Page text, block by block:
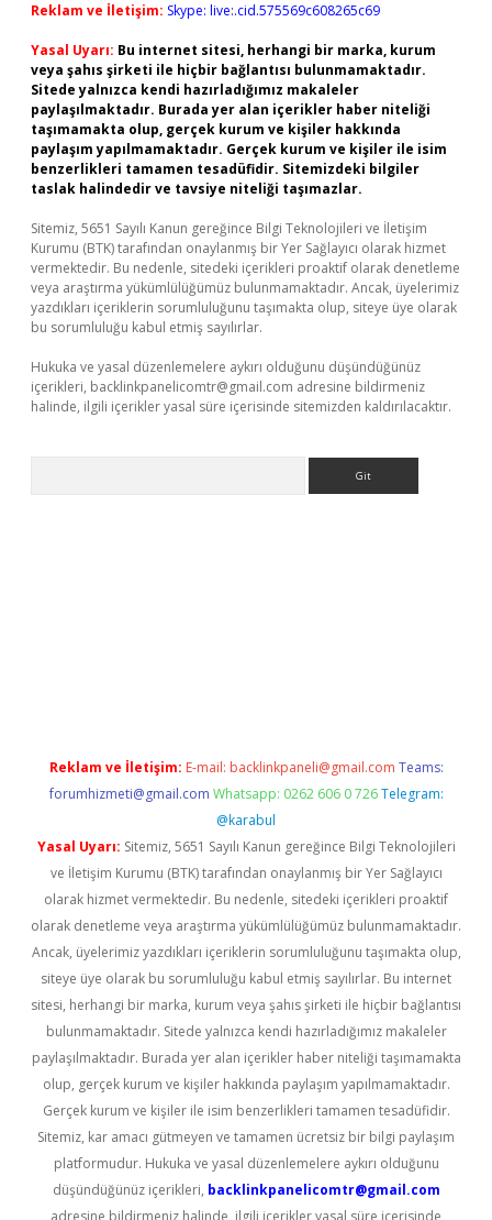
Reklam ve İletişim: Skype: live:.cid.575569c608265c69
Yasal Uyarı: Bu internet sitesi, herhangi bir marka, kurum
veya şahıs şirketi ile hiçbir bağlantısı bulunmamaktadır.
Sitede yalnızca kendi hazırladığımız makaleler
paylaşılmaktadır. Burada yer alan içerikler haber niteliği
taşımamakta olup, gerçek kurum ve kişiler hakkında
paylaşım yapılmamaktadır. Gerçek kurum ve kişiler ile isim
benzerlikleri tamamen tesadüfidir. Sitemizdeki bilgiler
taslak halindedir ve tavsiye niteliği taşımazlar.
Sitemiz, 5651 Sayılı Kanun gereğince Bilgi Teknolojileri ve İletişim
Kurumu (BTK) tarafından onaylanmış bir Yer Sağlayıcı olarak hizmet
vermektedir. Bu nedenle, sitedeki içerikleri proaktif olarak denetleme
veya araştırma yükümlülüğümüz bulunmamaktadır. Ancak, üyelerimiz
yazdıkları içeriklerin sorumluluğunu taşımakta olup, siteye üye olarak
bu sorumluluğu kabul etmiş sayılırlar.
Hukuka ve yasal düzenlemelere aykırı olduğunu düşündüğünüz
içerikleri, backlinkpanelicomtr@gmail.com adresine bildirmeniz
halinde, ilgili içerikler yasal süre içerisinde sitemizden kaldırılacaktır.
Reklam ve İletişim: E-mail: backlinkpaneli@gmail.com Teams:
forumhizmeti@gmail.com Whatsapp: 0262 606 0 726 Telegram:
@karabul
Yasal Uyarı: Sitemiz, 5651 Sayılı Kanun gereğince Bilgi Teknolojileri
ve İletişim Kurumu (BTK) tarafından onaylanmış bir Yer Sağlayıcı
olarak hizmet vermektedir. Bu nedenle, sitedeki içerikleri proaktif
olarak denetleme veya araştırma yükümlülüğümüz bulunmamaktadır.
Ancak, üyelerimiz yazdıkları içeriklerin sorumluluğunu taşımakta olup,
siteye üye olarak bu sorumluluğu kabul etmiş sayılırlar. Bu internet
sitesi, herhangi bir marka, kurum veya şahıs şirketi ile hiçbir bağlantısı
bulunmamaktadır. Sitede yalnızca kendi hazırladığımız makaleler
paylaşılmaktadır. Burada yer alan içerikler haber niteliği taşımamakta
olup, gerçek kurum ve kişiler hakkında paylaşım yapılmamaktadır.
Gerçek kurum ve kişiler ile isim benzerlikleri tamamen tesadüfidir.
Sitemiz, kar amacı gütmeyen ve tamamen ücretsiz bir bilgi paylaşım
platformudur. Hukuka ve yasal düzenlemelere aykırı olduğunu
düşündüğünüz içerikleri, backlinkpanelicomtr@gmail.com
adresine bildirmeniz halinde, ilgili içerikler yasal süre içerisinde